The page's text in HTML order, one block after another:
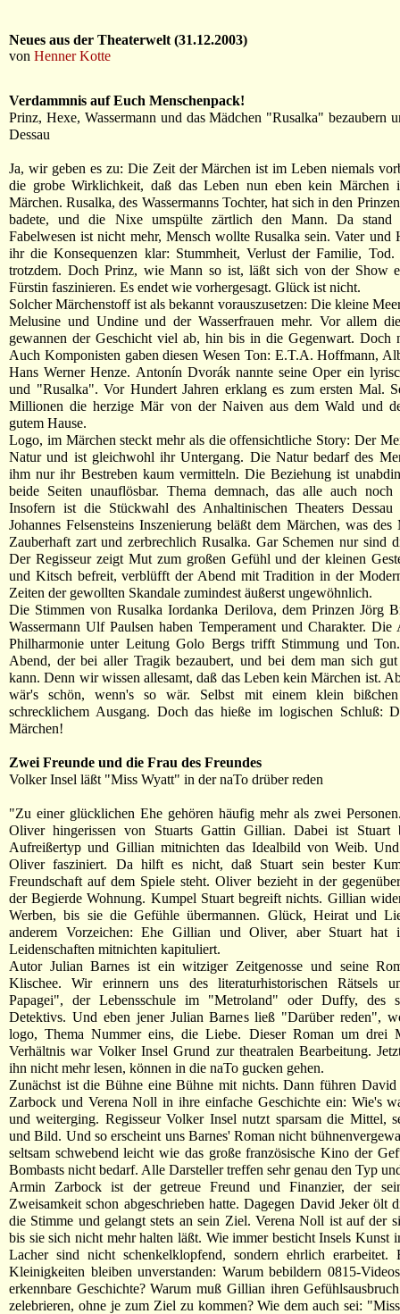
Neues aus der Theaterwelt (31.12.2003)
von Henner Kotte
Verdammnis auf Euch Menschenpack!
Prinz, Hexe, Wassermann und das Mädchen "Rusalka" bezaubern
Dessau
Ja, wir geben es zu: Die Zeit der Märchen ist im Leben niemals
die grobe Wirklichkeit, daß das Leben nun eben kein Märchen
Märchen. Rusalka, des Wassermanns Tochter, hat sich in den
badete, und die Nixe umspülte zärtlich den Mann. Da
Fabelwesen ist nicht mehr, Mensch wollte Rusalka sein. Vater und
ihr die Konsequenzen klar: Stummheit, Verlust der Familie,
trotzdem. Doch Prinz, wie Mann so ist, läßt sich von der Show
Fürstin faszinieren. Es endet wie vorhergesagt. Glück ist nicht.
Solcher Märchenstoff ist als bekannt vorauszusetzen: Die kleine
Melusine und Undine und der Wasserfrauen mehr. Vor allem
gewannen der Geschicht viel ab, hin bis in die Gegenwart. Doch
Auch Komponisten gaben diesen Wesen Ton: E.T.A. Hoffmann,
Hans Werner Henze. Antonín Dvorák nannte seine Oper ein
und "Rusalka". Vor Hundert Jahren erklang es zum ersten Mal.
Millionen die herzige Mär von der Naiven aus dem Wald und
gutem Hause.
Logo, im Märchen steckt mehr als die offensichtliche Story: Der
Natur und ist gleichwohl ihr Untergang. Die Natur bedarf des
ihm nur ihr Bestreben kaum vermitteln. Die Beziehung ist
beide Seiten unauflösbar. Thema demnach, das alle auch
Insofern ist die Stückwahl des Anhaltinischen Theaters Dessau
Johannes Felsensteins Inszenierung beläßt dem Märchen, was des
Zauberhaft zart und zerbrechlich Rusalka. Gar Schemen nur sind
Der Regisseur zeigt Mut zum großen Gefühl und der kleinen
und Kitsch befreit, verblüfft der Abend mit Tradition in der
Zeiten der gewollten Skandale zumindest äußerst ungewöhnlich.
Die Stimmen von Rusalka Iordanka Derilova, dem Prinzen Jörg
Wassermann Ulf Paulsen haben Temperament und Charakter. Die
Philharmonie unter Leitung Golo Bergs trifft Stimmung und
Abend, der bei aller Tragik bezaubert, und bei dem man sich gut
kann. Denn wir wissen allesamt, daß das Leben kein Märchen ist.
wär's schön, wenn's so wär. Selbst mit einem klein
schrecklichem Ausgang. Doch das hieße im logischen Schluß:
Märchen!
Zwei Freunde und die Frau des Freundes
Volker Insel läßt "Miss Wyatt" in der naTo drüber reden
"Zu einer glücklichen Ehe gehören häufig mehr als zwei
Oliver hingerissen von Stuarts Gattin Gillian. Dabei ist Stuart
Aufreißertyp und Gillian mitnichten das Idealbild von Weib.
Oliver fasziniert. Da hilft es nicht, daß Stuart sein bester
Freundschaft auf dem Spiele steht. Oliver bezieht in der
der Begierde Wohnung. Kumpel Stuart begreift nichts. Gillian
Werben, bis sie die Gefühle übermannen. Glück, Heirat und
anderem Vorzeichen: Ehe Gillian und Oliver, aber Stuart hat
Leidenschaften mitnichten kapituliert.
Autor Julian Barnes ist ein witziger Zeitgenosse und seine
Klischee. Wir erinnern uns des literaturhistorischen Rätsels
Papagei", der Lebensschule im "Metroland" oder Duffy, des
Detektivs. Und eben jener Julian Barnes ließ "Darüber reden",
logo, Thema Nummer eins, die Liebe. Dieser Roman um drei
Verhältnis war Volker Insel Grund zur theatralen Bearbeitung.
ihn nicht mehr lesen, können in die naTo gucken gehen.
Zunächst ist die Bühne eine Bühne mit nichts. Dann führen David
Zarbock und Verena Noll in ihre einfache Geschichte ein: Wie's
und weiterging. Regisseur Volker Insel nutzt sparsam die Mittel,
und Bild. Und so erscheint uns Barnes' Roman nicht
seltsam schwebend leicht wie das große französische Kino der
Bombasts nicht bedarf. Alle Darsteller treffen sehr genau den Typ
Armin Zarbock ist der getreue Freund und Finanzier, der
Zweisamkeit schon abgeschrieben hatte. Dagegen David Jeker ölt
die Stimme und gelangt stets an sein Ziel. Verena Noll ist auf der
bis sie sich nicht mehr halten läßt. Wie immer besticht Insels Kunst
Lacher sind nicht schenkelklopfend, sondern ehrlich erarbeitet.
Kleinigkeiten bleiben unverstanden: Warum bebildern 0815-
erkennbare Geschichte? Warum muß Gillian ihren
zelebrieren, ohne je zum Ziel zu kommen? Wie dem auch sei: